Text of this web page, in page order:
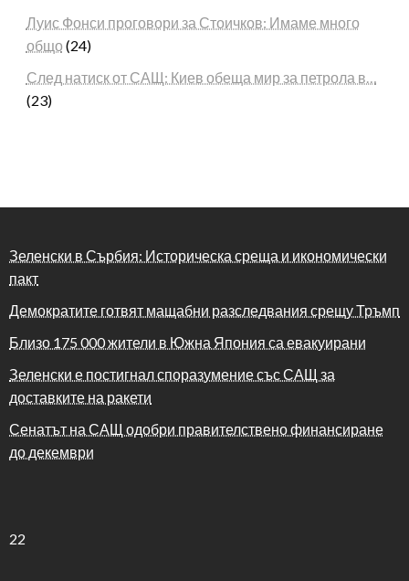
Луис Фонси проговори за Стоичков: Имаме много
общо (24)
След натиск от САЩ: Киев обеща мир за петрола в…
(23)
Зеленски в Сърбия: Историческа среща и икономически
пакт
Демократите готвят мащабни разследвания срещу Тръмп
Близо 175 000 жители в Южна Япония са евакуирани
Зеленски е постигнал споразумение със САЩ за
доставките на ракети
Сенатът на САЩ одобри правителствено финансиране
до декември
22